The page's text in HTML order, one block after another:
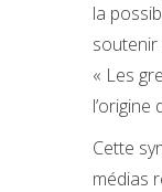
la
soutenir
« Les
l’origine
Cette
médias